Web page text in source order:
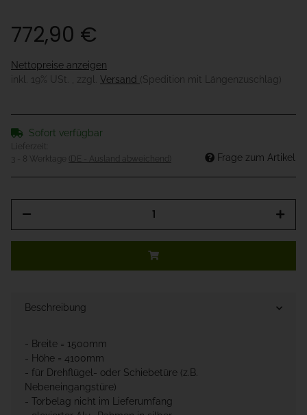
772,90 €
Nettopreise anzeigen
inkl. 19% USt. , zzgl. Versand (Spedition mit Längenzuschlag)
Sofort verfügbar
Lieferzeit:
3 - 8 Werktage
(DE - Ausland abweichend) Frage zum Artikel
Beschreibung
- Breite = 1500mm
- Höhe = 4100mm
- für Drehflügel- oder Schiebetüre (z.B.
Nebeneingangstüre)
- Torbelag nicht im Lieferumfang